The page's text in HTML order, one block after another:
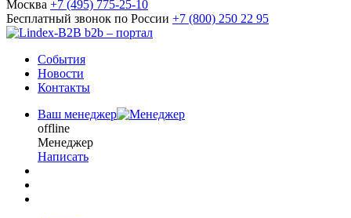
Москва +7 (495) 775-25-10
Бесплатный звонок по России +7 (800) 250 22 95
b2b – портал
События
Новости
Контакты
Ваш менеджер
offline
Менеджер
Написать